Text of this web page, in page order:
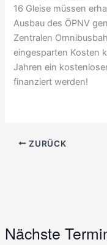
16 Gleise müssen
Ausbau des ÖPNV
Zentralen
eingesparten Kosten
Jahren ein
finanziert werden!
ZURÜCK
Nächste